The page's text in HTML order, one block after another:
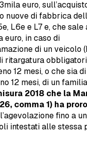
euro,
nuove di fabbrica
L6e e L7 e, che
euro, in caso di
di un veicolo
ritargatura
12 mesi, o che sia
12 mesi, di un
2018 che la
comma 1) ha
fino a
intestati alle stessa